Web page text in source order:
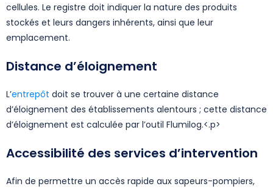
cellules. Le registre doit indiquer la nature des produits
stockés et leurs dangers inhérents, ainsi que leur
emplacement.
Distance d’éloignement
L’entrepôt doit se trouver à une certaine distance
d’éloignement des établissements alentours ; cette distance
d’éloignement est calculée par l’outil Flumilog.<.p>
Accessibilité des services d’intervention
Afin de permettre un accès rapide aux sapeurs-pompiers,